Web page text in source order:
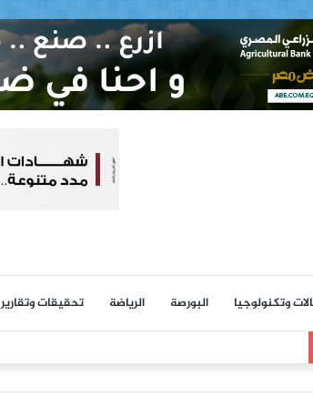
وتكنولوجيا البورصة الرياضة تحقيقات وتقارير